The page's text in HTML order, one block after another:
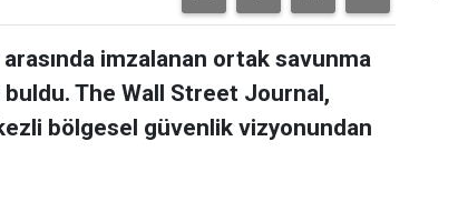
imzalanan ortak savunma
buldu. The Wall Street Journal,
bölgesel güvenlik vizyonundan